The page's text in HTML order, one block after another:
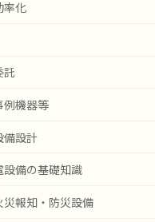
率化
託
例機器等
備設計
設備の基礎知識
災報知・防災設備